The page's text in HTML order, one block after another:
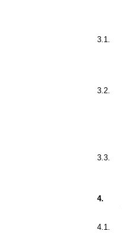
3.1.
3.2.
3.3.
4.
4.1.